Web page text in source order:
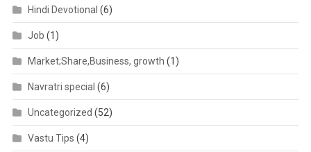
Hindi Devotional (6)
Job (1)
Market;Share,Business, growth (1)
Navratri special (6)
Uncategorized (52)
Vastu Tips (4)